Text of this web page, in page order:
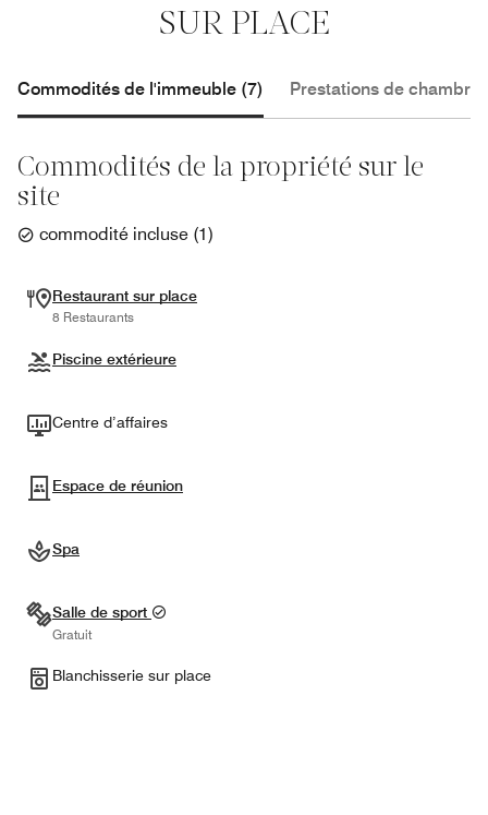
SUR PLACE
Commodités de l'immeuble (7) Prestations de chambre
Commodités de la propriété sur le
site
commodité incluse (1)
Restaurant sur place
8 Restaurants
Piscine extérieure
Centre d’affaires
Espace de réunion
Spa
Salle de sport
Gratuit
Blanchisserie sur place